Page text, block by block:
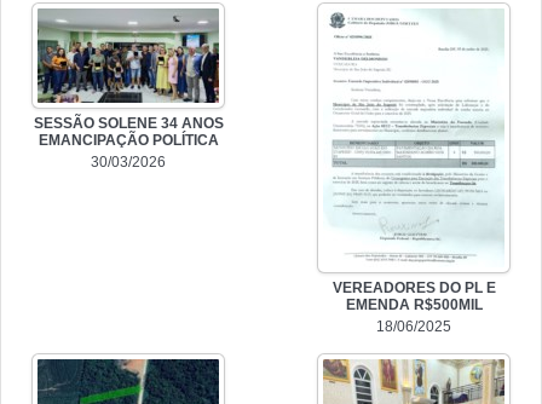
SESSÃO SOLENE 34 ANOS
EMANCIPAÇÃO POLÍTICA
30/03/2026
VEREADORES DO PL E
EMENDA R$500MIL
18/06/2025